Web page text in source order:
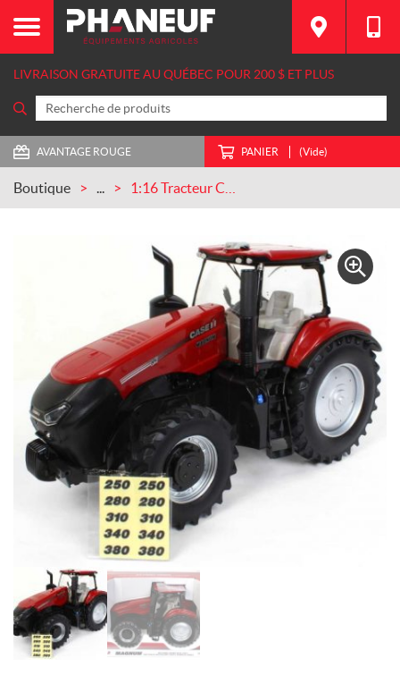
LIVRAISON GRATUITE AU QUÉBEC POUR 200 $ ET PLUS
AVANTAGE ROUGE PANIER (Vide)
Boutique ...